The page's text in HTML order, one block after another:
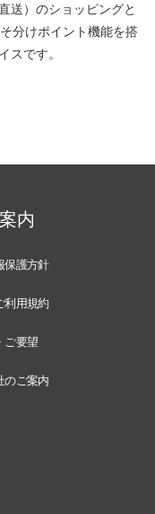
送） のショッピングと
分けポイント機能を搭
スです。
内
保護方針
利用規約
ご要望
のご案内